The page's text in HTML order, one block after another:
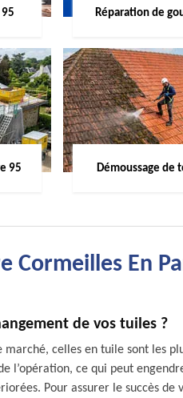
Réparation de
95 Démoussage de
Cormeilles En
de vos tuiles ?
celles en tuile sont les
l’opération, ce qui peut
Pour assurer le succès de